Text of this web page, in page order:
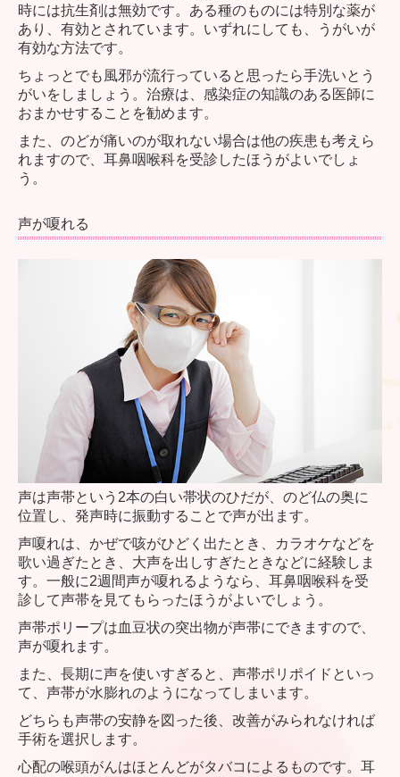
時には抗生剤は無効です。ある種のものには特別な薬が
あり、有効とされています。いずれにしても、うがいが
有効な方法です。
ちょっとでも風邪が流行っていると思ったら手洗いとう
がいをしましょう。治療は、感染症の知識のある医師に
おまかせすることを勧めます。
また、のどが痛いのが取れない場合は他の疾患も考えら
れますので、耳鼻咽喉科を受診したほうがよいでしょ
う。
声が嗄れる
声は声帯という2本の白い帯状のひだが、のど仏の奥に
位置し、発声時に振動することで声が出ます。
声嗄れは、かぜで咳がひどく出たとき、カラオケなどを
歌い過ぎたとき、大声を出しすぎたときなどに経験しま
す。一般に2週間声が嗄れるようなら、耳鼻咽喉科を受
診して声帯を見てもらったほうがよいでしょう。
声帯ポリープは血豆状の突出物が声帯にできますので、
声が嗄れます。
また、長期に声を使いすぎると、声帯ポリポイドといっ
て、声帯が水膨れのようになってしまいます。
どちらも声帯の安静を図った後、改善がみられなければ
手術を選択します。
心配の喉頭がんはほとんどがタバコによるものです。耳